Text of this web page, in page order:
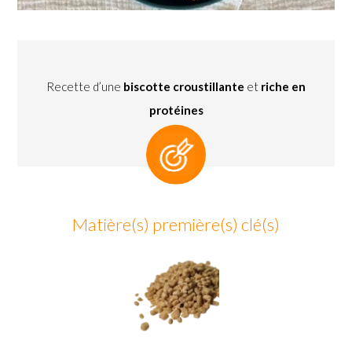
Recette d’une biscotte croustillante et riche en
protéines
Matière(s) première(s) clé(s)